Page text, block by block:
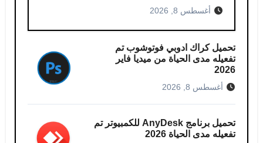
أغسطس 8, 2026
تحميل كراك ادوبي فوتوشوب​ تم
تفعيله مدى الحياة من ميديا فاير
2026
أغسطس 8, 2026
تحميل برنامج AnyDesk للكمبيوتر تم
تفعيله مدى الحياة 2026